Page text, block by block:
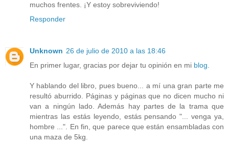
muchos frentes. ¡Y estoy sobreviviendo!
Responder
Unknown 26 de julio de 2010 a las 18:46
En primer lugar, gracias por dejar tu opinión en mi blog
Y hablando del libro, pues bueno... a mí una gran parte me
resultó aburrido. Páginas y páginas que no dicen mucho ni
van a ningún lado. Además hay partes de la trama que
mientras las estás leyendo, estás pensando "... venga ya,
hombre ...". En fin, que parece que están ensambladas con
una maza de 5kg.